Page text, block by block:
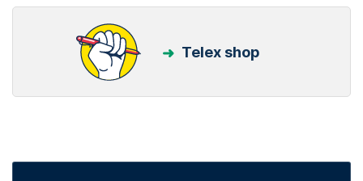
Telex shop